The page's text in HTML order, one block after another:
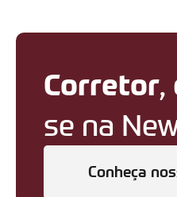
Corretor,
se na
Conheça